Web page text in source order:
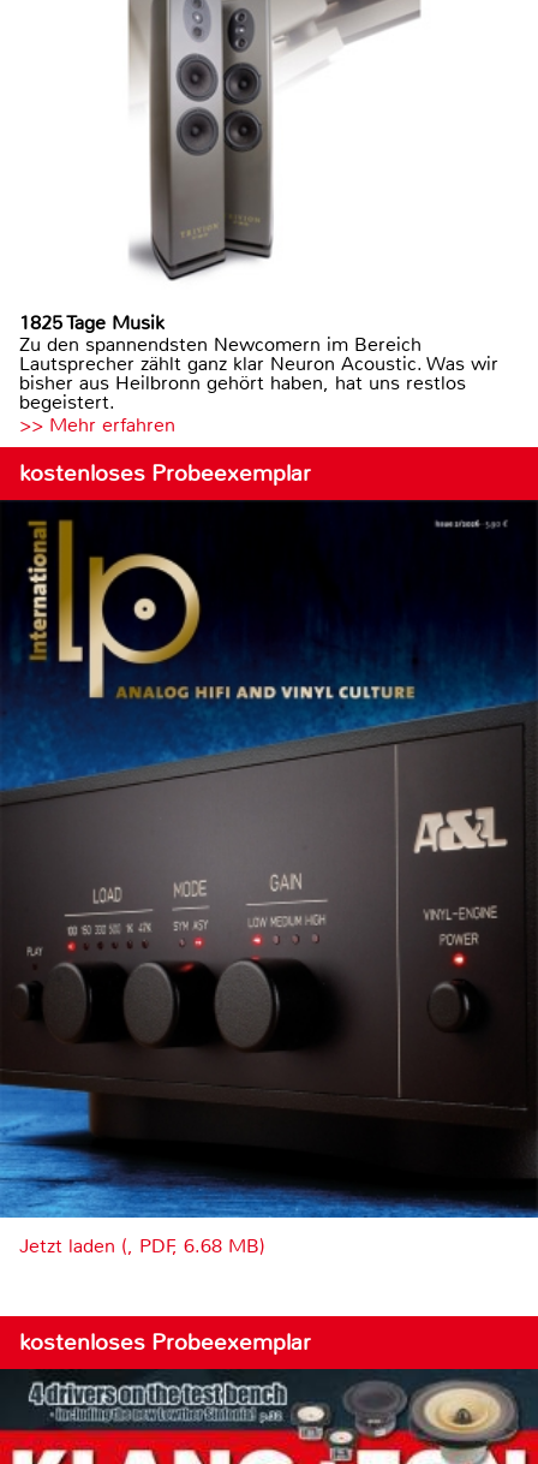
1825 Tage Musik
Zu den spannendsten Newcomern im Bereich
Lautsprecher zählt ganz klar Neuron Acoustic. Was wir
bisher aus Heilbronn gehört haben, hat uns restlos
begeistert.
>> Mehr erfahren
kostenloses Probeexemplar
Jetzt laden (, PDF, 6.68 MB)
kostenloses Probeexemplar